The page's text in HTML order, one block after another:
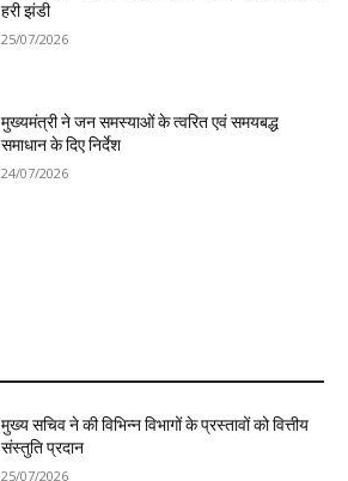
हरी झंडी
25/07/2026
मुख्यमंत्री ने जन समस्याओं के त्वरित एवं समयबद्ध
समाधान के दिए निर्देश
24/07/2026
मुख्य सचिव ने की विभिन्न विभागों के प्रस्तावों को वित्तीय
संस्तुति प्रदान
25/07/2026